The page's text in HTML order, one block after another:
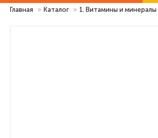
Главная » Каталог » 1. Витамины и минералы